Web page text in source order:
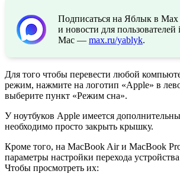
Подписаться на Яблык в
и новости для пользователей
Mac — max.ru/yablyk.
Для того чтобы перевести любой
режим, нажмите на логотип «Apple» в
выберите пункт «Режим сна».
У ноутбуков Apple имеется
необходимо просто закрыть крышку.
Кроме того, на MacBook Air и MacBook
параметры настройки перехода
Чтобы просмотреть их: